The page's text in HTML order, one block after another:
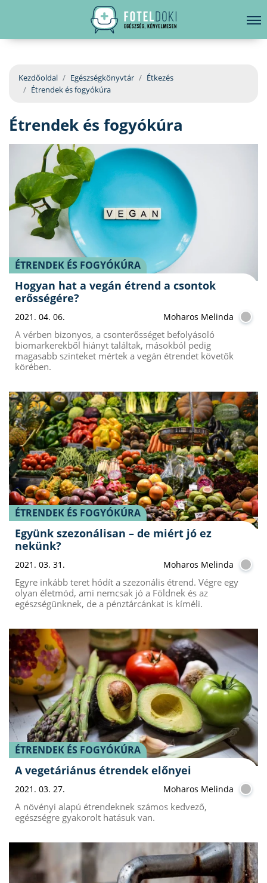
EGÉSZSÉGKÖNYVTÁR
BETEGSÉGKALAUZ
ÜGYELETKERESŐ
ORVOS VÁLASZOL
ORVOSKERESŐ
hirdetés
Kezdőoldal Egészségkönyvtár
Étkezés
Étrendek és fogyókúra
Étrendek és fogyókúra
ÉTRENDEK ÉS FOGYÓKÚRA
Hogyan hat a vegán étrend a csontok
erősségére?
2021. 04. 06. Moharos Melinda
A vérben bizonyos, a csonterősséget befolyásoló
biomarkerekből hiányt találtak, másokból pedig
magasabb szinteket mértek a vegán étrendet követők
körében.
ÉTRENDEK ÉS FOGYÓKÚRA
Együnk szezonálisan – de miért jó ez
nekünk?
2021. 03. 31. Moharos Melinda
Egyre inkább teret hódít a szezonális étrend. Végre egy
olyan életmód, ami nemcsak jó a Földnek és az
egészségünknek, de a pénztárcánkat is kíméli.
ÉTRENDEK ÉS FOGYÓKÚRA
A vegetáriánus étrendek előnyei
2021. 03. 27. Moharos Melinda
A növényi alapú étrendeknek számos kedvező,
egészségre gyakorolt hatásuk van.